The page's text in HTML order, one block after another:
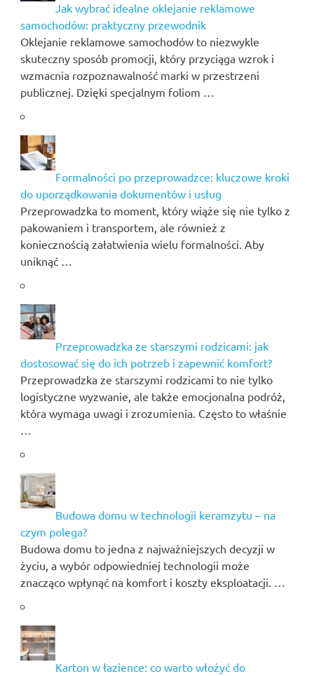
Jak wybrać idealne oklejanie reklamowe
samochodów: praktyczny przewodnik
Oklejanie reklamowe samochodów to niezwykle
skuteczny sposób promocji, który przyciąga wzrok i
wzmacnia rozpoznawalność marki w przestrzeni
publicznej. Dzięki specjalnym foliom …
Formalności po przeprowadzce: kluczowe kroki
do uporządkowania dokumentów i usług
Przeprowadzka to moment, który wiąże się nie tylko z
pakowaniem i transportem, ale również z
koniecznością załatwienia wielu formalności. Aby
uniknąć …
Przeprowadzka ze starszymi rodzicami: jak
dostosować się do ich potrzeb i zapewnić komfort?
Przeprowadzka ze starszymi rodzicami to nie tylko
logistyczne wyzwanie, ale także emocjonalna podróż,
która wymaga uwagi i zrozumienia. Często to właśnie
…
Budowa domu w technologii keramzytu – na
czym polega?
Budowa domu to jedna z najważniejszych decyzji w
życiu, a wybór odpowiedniej technologii może
znacząco wpłynąć na komfort i koszty eksploatacji. …
Karton w łazience: co warto włożyć do